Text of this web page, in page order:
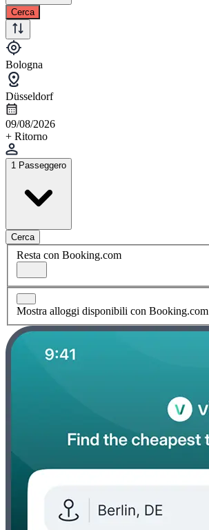
Cerca
Bologna
Düsseldorf
09/08/2026
+ Ritorno
1 Passeggero
Cerca
Resta con Booking.com
Mostra alloggi disponibili con Booking.com